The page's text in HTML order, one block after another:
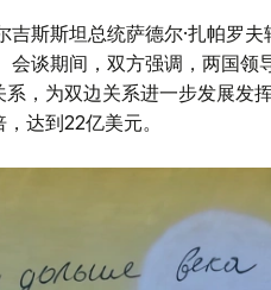
吉斯斯坦总统萨德尔·扎帕罗
会谈期间，双方强调，两国领
，为双边关系进一步发展发
达到22亿美元。